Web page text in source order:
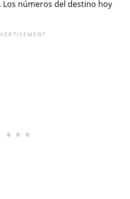
números del destino hoy